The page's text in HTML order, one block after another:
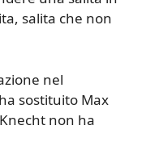
salita che non
nel
sostituito Max
non ha